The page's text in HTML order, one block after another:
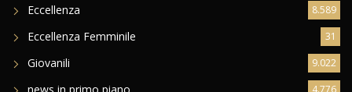
Eccellenza 8.589
Eccellenza Femminile 31
Giovanili 9.022